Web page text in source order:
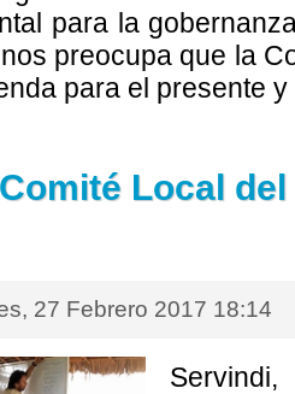
para la
preocupa que la
para el presente
Local del
27 Febrero 2017 18:14
Servindi,